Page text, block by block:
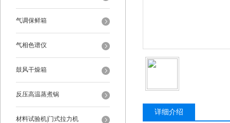
气调保鲜箱
气相色谱仪
鼓风干燥箱
反压高温蒸煮锅
材料试验机|门式拉力机
详细介绍